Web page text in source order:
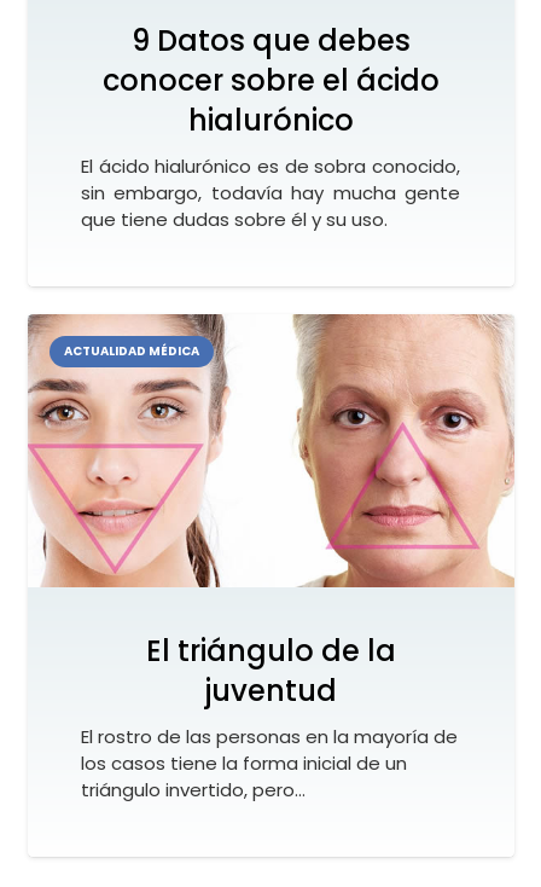
9 Datos que debes
conocer sobre el ácido
hialurónico
El ácido hialurónico es de sobra conocido,
sin embargo, todavía hay mucha gente
que tiene dudas sobre él y su uso.
ACTUALIDAD MÉDICA
El triángulo de la
juventud
El rostro de las personas en la mayoría de
los casos tiene la forma inicial de un
triángulo invertido, pero…